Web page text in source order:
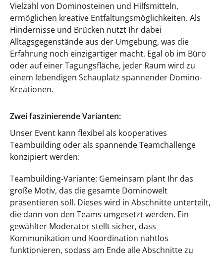
Vielzahl von Dominosteinen und Hilfsmitteln,
ermöglichen kreative Entfaltungsmöglichkeiten. Als
Hindernisse und Brücken nutzt Ihr dabei
Alltagsgegenstände aus der Umgebung, was die
Erfahrung noch einzigartiger macht. Egal ob im Büro
oder auf einer Tagungsfläche, jeder Raum wird zu
einem lebendigen Schauplatz spannender Domino-
Kreationen.
Zwei faszinierende Varianten:
Unser Event kann flexibel als kooperatives
Teambuilding oder als spannende Teamchallenge
konzipiert werden:
Teambuilding-Variante: Gemeinsam plant Ihr das
große Motiv, das die gesamte Dominowelt
präsentieren soll. Dieses wird in Abschnitte unterteilt,
die dann von den Teams umgesetzt werden. Ein
gewählter Moderator stellt sicher, dass
Kommunikation und Koordination nahtlos
funktionieren, sodass am Ende alle Abschnitte zu